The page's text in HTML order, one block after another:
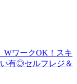
ワークOK！スキ
有◎セルフレジ＆